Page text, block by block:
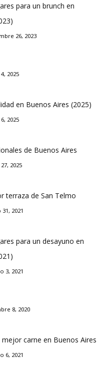
para un brunch en
26, 2023
2025
en Buenos Aires (2025)
2025
de Buenos Aires
2025
terraza de San Telmo
2021
para un desayuno en
3, 2021
8, 2020
carne en Buenos Aires
6, 2021